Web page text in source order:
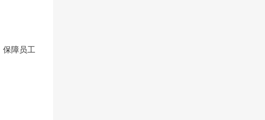
保障员工